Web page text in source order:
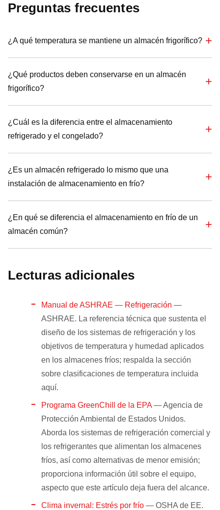
Preguntas frecuentes
¿A qué temperatura se mantiene un almacén frigorífico?
¿Qué productos deben conservarse en un almacén
frigorífico?
¿Cuál es la diferencia entre el almacenamiento
refrigerado y el congelado?
¿Es un almacén refrigerado lo mismo que una
instalación de almacenamiento en frío?
¿En qué se diferencia el almacenamiento en frío de un
almacén común?
Lecturas adicionales
Manual de ASHRAE — Refrigeración —
ASHRAE. La referencia técnica que sustenta el
diseño de los sistemas de refrigeración y los
objetivos de temperatura y humedad aplicados
en los almacenes fríos; respalda la sección
sobre clasificaciones de temperatura incluida
aquí.
Programa GreenChill de la EPA — Agencia de
Protección Ambiental de Estados Unidos.
Aborda los sistemas de refrigeración comercial y
los refrigerantes que alimentan los almacenes
fríos, así como alternativas de menor emisión;
proporciona información útil sobre el equipo,
aspecto que este artículo deja fuera del alcance.
Clima invernal: Estrés por frío — OSHA de EE.